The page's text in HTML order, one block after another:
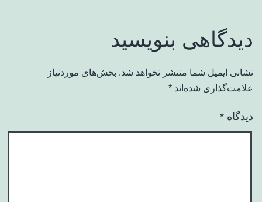
دیدگاهی بنویسید
نشانی ایمیل شما منتشر نخواهد شد. بخش‌های موردنیاز
علامت‌گذاری شده‌اند *
دیدگاه *